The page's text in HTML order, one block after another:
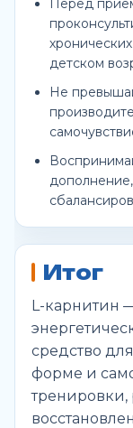
Перед
детском
Не
Итог
L-карнитин
средство
форме и
тренировки,